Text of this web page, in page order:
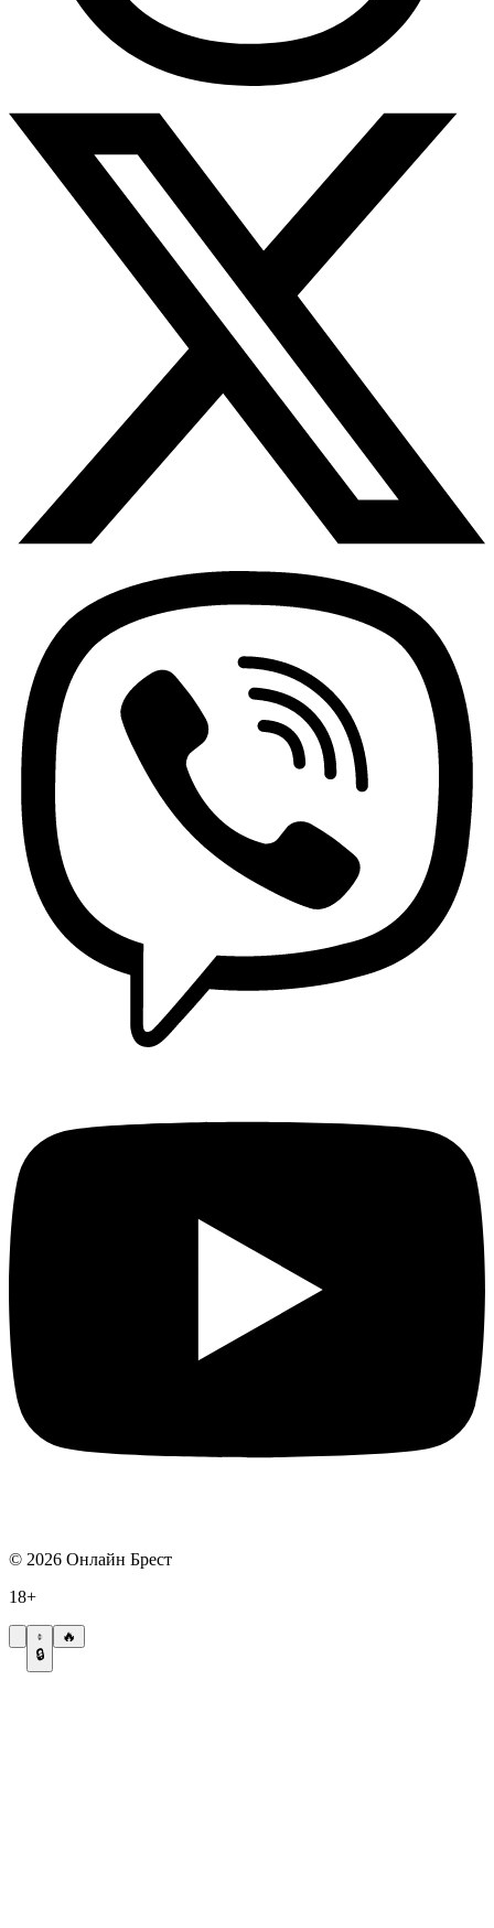
© 2026 Онлайн Брест
18+
🔒
🔥